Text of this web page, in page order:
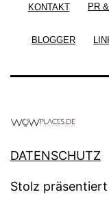
KONTAKT PR
BLOGGER
DATENSCHUTZ
Stolz